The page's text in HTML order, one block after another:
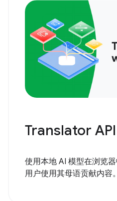
Translator API
使用本地 AI 模型在浏览
用户使用其母语贡献内容。